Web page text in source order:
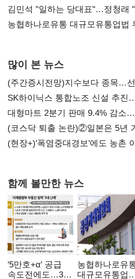
통감"
김민석 "일하는 당대표"…정청래
농협하나로유통 대규모유통업
많이 본 뉴스
(주간증시전망)지수보다 종목…
SK하이닉스 통합노조 신설 추진
불만 확산
대형마트 2분기 판매 9.4% 감소
(코스닥 퇴출 논란)②일본은 5년
당장 퇴출?…시간만으론 부족한
(현장+)'폭염중대경보'에도 농촌
함께 볼만한 뉴스
'5만호+α' 공급
속도전에도…3대
농협하나로유
대규모유통업